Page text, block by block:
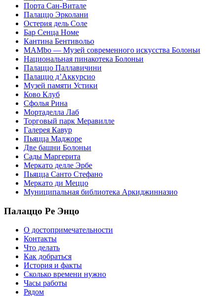
Порта Сан-Витале
Палаццо Эрколани
Остерия дель Соле
Бар Сенца Номе
Кантина Бентивольо
MAMbo — Музей современного искусства Болоньи
Национальная пинакотека Болоньи
Палаццо Паллавичини
Палаццо д’Аккурсио
Музей памяти Устики
Ково Клуб
Сфолья Рина
Мортаделла Лаб
Торговый парк Меравилле
Галерея Кавур
Пьяцца Маджоре
Две башни Болоньи
Сады Маргерита
Меркато делле Эрбе
Пьяцца Санто Стефано
Меркато ди Меццо
Муниципальная библиотека Аркиджинназио
Палаццо Ре Энцо
О достопримечательности
Контакты
Что делать
Как добраться
История и факты
Сколько времени нужно
Часы работы
Рядом